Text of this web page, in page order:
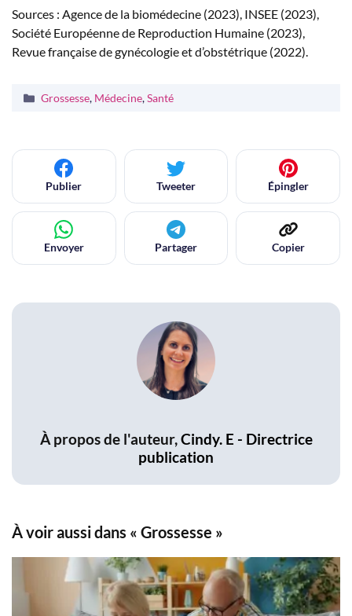
Sources : Agence de la biomédecine (2023), INSEE (2023),
Société Européenne de Reproduction Humaine (2023),
Revue française de gynécologie et d’obstétrique (2022).
Catégories
Grossesse, Médecine,Santé
Publier Tweeter Épingler
Envoyer Partager Copier
À propos de l'auteur,Cindy. E - Directrice
publication
À voir aussi dans « Grossesse »